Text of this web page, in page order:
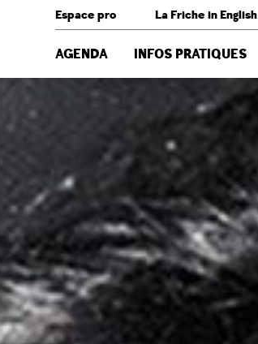
Espace pro La Friche in English
AGENDA INFOS PRATIQUES